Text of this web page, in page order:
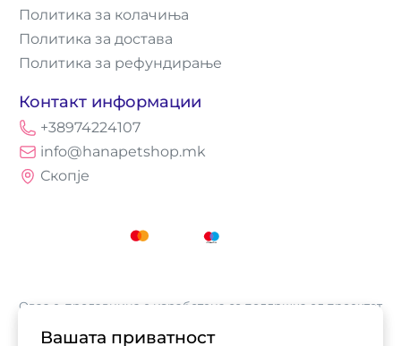
Вашата приватност
Политика за колачиња
Политика за достава
Политика за рефундирање
Контакт информации
+38974224107
info@hanapetshop.mk
Скопје
Оваа е-продавница е изработена со поддршка од проектот
„Е-трговија: Супермоќ за локалните бизниси vol.2",